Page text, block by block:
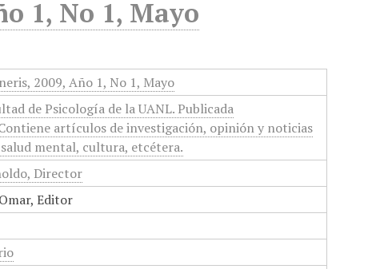
1, No 1, Mayo
2009, Año 1, No 1, Mayo
de Psicología de la UANL. Publicada
artículos de investigación, opinión y noticias
mental, cultura, etcétera.
Director
Editor